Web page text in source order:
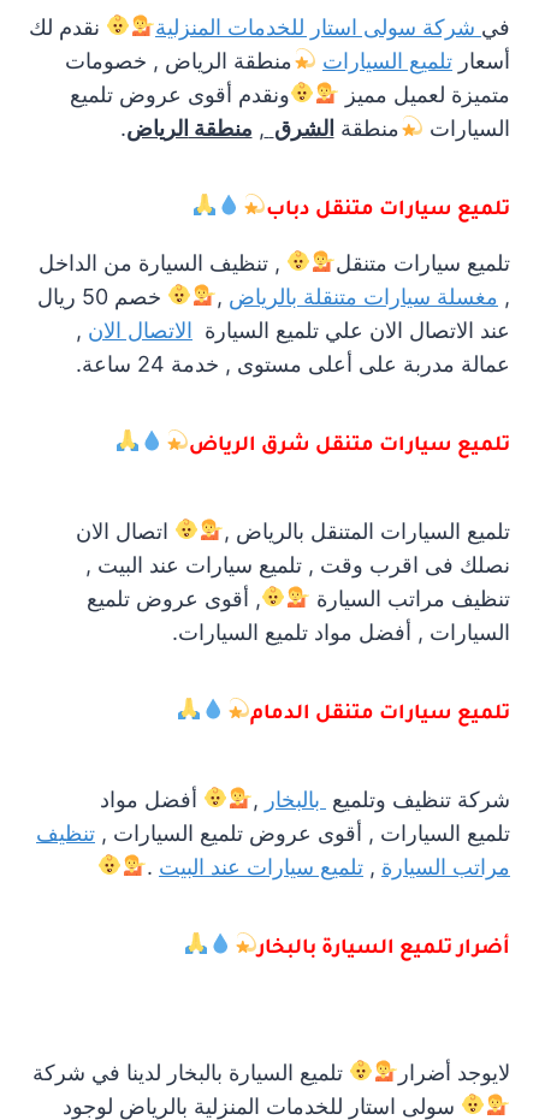
في شركة سولى استار للخدمات المنزلية
نقدم لك
أسعار تلميع السيارات
منطقة الرياض , خصومات
متميزة لعميل مميز
ونقدم أقوى عروض تلميع
السيارات
منطقة الشرق , منطقة الرياض.
تلميع سيارات متنقل دباب
تلميع سيارات متنقل
, تنظيف السيارة من الداخل
, مغسلة سيارات متنقلة بالرياض ,
خصم 50 ريال
عند الاتصال الان علي تلميع السيارة الاتصال الان ,
عمالة مدربة على أعلى مستوى , خدمة 24 ساعة.
تلميع سيارات متنقل شرق الرياض
تلميع السيارات المتنقل بالرياض ,
اتصال الان
نصلك فى اقرب وقت , تلميع سيارات عند البيت ,
تنظيف مراتب السيارة
, أقوى عروض تلميع
السيارات , أفضل مواد تلميع السيارات.
تلميع سيارات متنقل الدمام
شركة تنظيف وتلميع بالبخار ,
أفضل مواد
تلميع السيارات , أقوى عروض تلميع السيارات , تنظيف
مراتب السيارة , تلميع سيارات عند البيت .
أضرار تلميع السيارة بالبخار
لايوجد أضرار
تلميع السيارة بالبخار لدينا في شركة
سولى استار للخدمات المنزلية بالرياض لوجود